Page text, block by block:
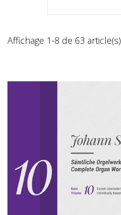
Affichage 1-8 de 63 article(s)